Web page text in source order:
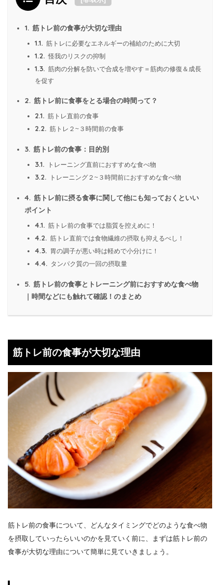
1. 筋トレ前の食事が大切な理由
1.1. 筋トレに必要なエネルギーの補給のために大切
1.2. 怪我のリスクの抑制
1.3. 筋肉の分解を防いで合成を増やす＝筋肉の修復＆成長
を促す
2. 筋トレ前に食事をとる場合の時間って？
2.1. 筋トレ直前の食事
2.2. 筋トレ２~３時間前の食事
3. 筋トレ前の食事：目的別
3.1. トレーニング直前におすすめな食べ物
3.2. トレーニング２~３時間前におすすめな食べ物
4. 筋トレ前に摂る食事に関して他にも知っておくといい
ポイント
4.1. 筋トレ前の食事では脂質を控えめに！
4.2. 筋トレ直前では食物繊維の摂取も抑えるべし！
4.3. 胃の調子が悪い時は軽めで小分けに！
4.4. タンパク質の一回の摂取量
5. 筋トレ前の食事とトレーニング前におすすめな食べ物
｜時間などにも触れて確認！のまとめ
筋トレ前の食事が大切な理由
筋トレ前の食事について、どんなタイミングでどのような食べ物
を摂取していったらいいのかを見ていく前に、まずは筋トレ前の
食事が大切な理由について簡単に見ていきましょう。